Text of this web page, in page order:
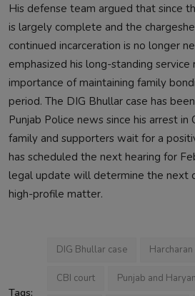
His defense team argued that since
is largely complete and the
continued incarceration is no longer
emphasized his long-standing service
importance of maintaining family
period. The DIG Bhullar case has
Punjab Police news since his arrest
family and supporters wait for a
has scheduled the next hearing for
legal update will determine the next
high-profile matter.
Tags:
DIG Bhullar case
CBI court Punjab and